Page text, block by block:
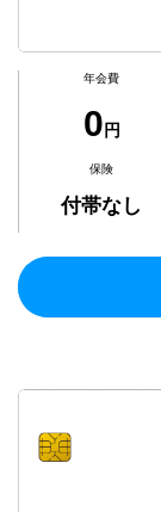
年会費
0 円
保険
付帯なし